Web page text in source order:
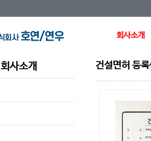
회사소개
회사소개 건설면허 등